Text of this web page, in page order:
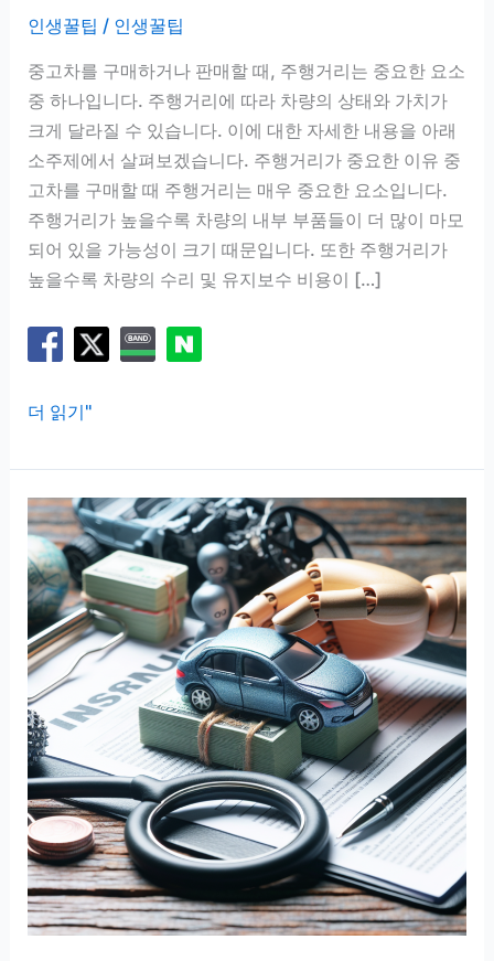
인생꿀팁 / 인생꿀팁
중고차를 구매하거나 판매할 때, 주행거리는 중요한 요소
중 하나입니다. 주행거리에 따라 차량의 상태와 가치가
크게 달라질 수 있습니다. 이에 대한 자세한 내용을 아래
소주제에서 살펴보겠습니다. 주행거리가 중요한 이유 중
고차를 구매할 때 주행거리는 매우 중요한 요소입니다.
주행거리가 높을수록 차량의 내부 부품들이 더 많이 마모
되어 있을 가능성이 크기 때문입니다. 또한 주행거리가
높을수록 차량의 수리 및 유지보수 비용이 […]
중
차
주
행
거
리,
숫
자
하
나
로
가
치
가
갈
리
는
더 읽기"